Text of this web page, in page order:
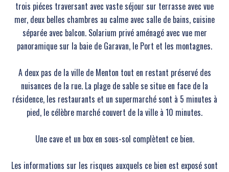
trois piéces traversant avec vaste séjour sur terrasse avec vue
mer, deux belles chambres au calme avec salle de bains, cuisine
séparée avec balcon. Solarium privé aménagé avec vue mer
panoramique sur la baie de Garavan, le Port et les montagnes.
A deux pas de la ville de Menton tout en restant préservé des
nuisances de la rue. La plage de sable se situe en face de la
résidence, les restaurants et un supermarché sont à 5 minutes à
pied, le célèbre marché couvert de la ville à 10 minutes.
Une cave et un box en sous-sol complètent ce bien.
Les informations sur les risques auxquels ce bien est exposé sont